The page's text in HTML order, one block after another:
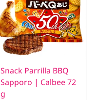
Snack Parrilla BBQ
Sapporo | Calbee 72
g